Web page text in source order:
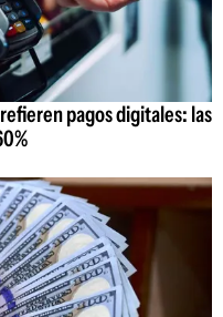
pagos digitales: las